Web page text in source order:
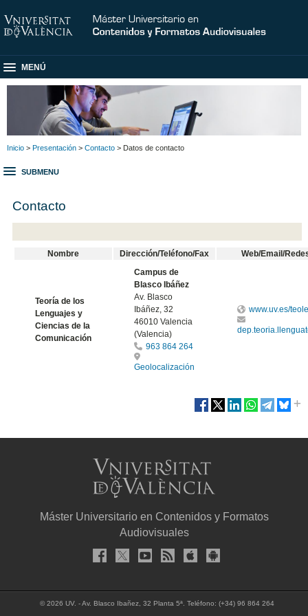
MENÚ
Inicio > Presentación > Contacto > Datos de contacto
SUBMENU
Contacto
Nombre Dirección/Teléfono/Fax Web/Email/
Teoría de los
Lenguajes y
Ciencias de la
Comunicación
Campus de
Blasco Ibáñez
Av. Blasco
Ibáñez, 32
46010 Valencia
(Valencia)
963 864 264
Geolocalización
www.uv.es/
Máster Universitario en Contenidos y Formatos
Audiovisuales
© 2026 UV. - Av. Blasco Ibañez, 32 Planta 5ª. Teléfono: (+34) 96 864 264